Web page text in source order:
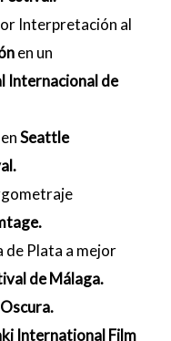
Interpretación al
en un
Internacional de
Seattle
de Plata a mejor
de Málaga.
International Film